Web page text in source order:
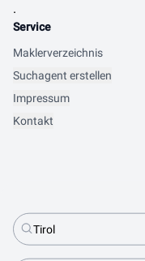
.
Service
Maklerverzeichnis
Suchagent erstellen
Impressum
Kontakt